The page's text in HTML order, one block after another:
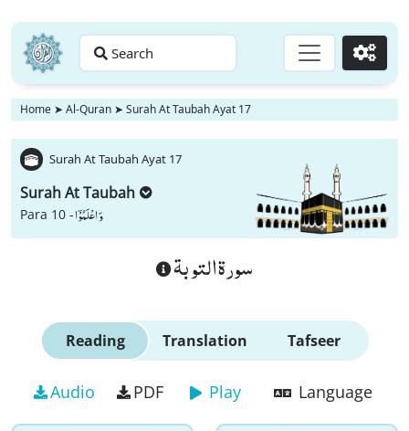
Search Go
Home ➤ Al-Quran ➤ Surah At Taubah Ayat 17
Surah At Taubah Ayat 17
Surah At Taubah
Para 10 -وَ اعْلَمُوْۤا
سورة التوبة
Reading Translation Tafseer
Audio PDF Play Language